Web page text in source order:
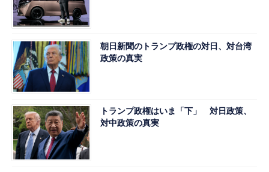
朝日新聞のトランプ政権の対日、対台湾
政策の真実
トランプ政権はいま「下」 対日政策、
対中政策の真実